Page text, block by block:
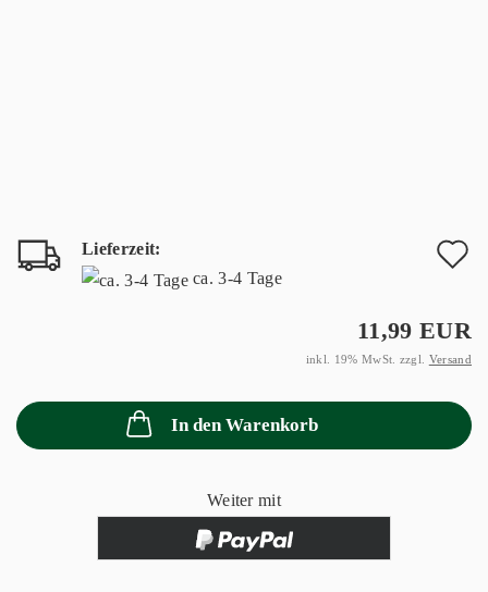
Lieferzeit:
ca. 3-4 Tage
11,99 EUR
inkl. 19% MwSt. zzgl. Versand
In den Warenkorb
Weiter mit